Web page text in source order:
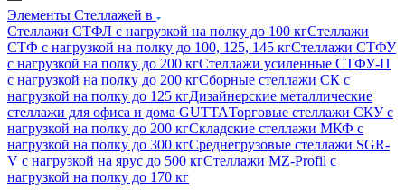
Элементы Стеллажей в
Стеллажи СТФЛ с нагрузкой на полку до 100 кгСтеллажи
СТФ с нагрузкой на полку до 100, 125, 145 кгСтеллажи СТФУ
с нагрузкой на полку до 200 кгСтеллажи усиленные СТФУ-П
с нагрузкой на полку до 200 кгСборные стеллажи СК с
нагрузкой на полку до 125 кгДизайнерские металлические
стеллажи для офиса и дома GUTTAТорговые стеллажи СКУ с
нагрузкой на полку до 200 кгСкладские стеллажи МКФ с
нагрузкой на полку до 300 кгСреднегрузовые стеллажи SGR-
V с нагрузкой на ярус до 500 кгСтеллажи MZ-Profil с
нагрузкой на полку до 170 кг